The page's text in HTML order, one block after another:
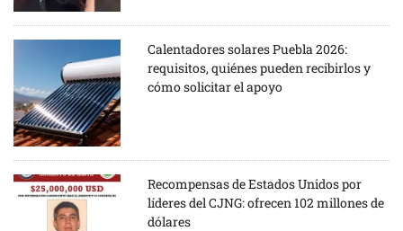
Calentadores solares Puebla 2026:
requisitos, quiénes pueden recibirlos y
cómo solicitar el apoyo
Recompensas de Estados Unidos por
líderes del CJNG: ofrecen 102 millones de
dólares